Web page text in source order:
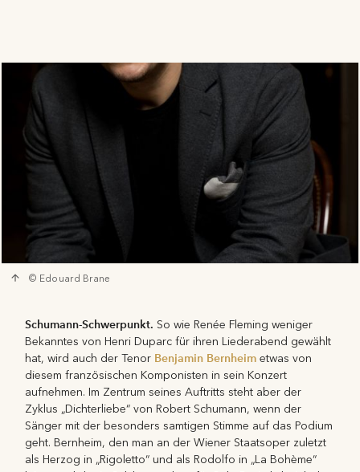
© Edouard Brane
Schumann-Schwerpunkt. So wie Renée Fleming weniger
Bekanntes von Henri Duparc für ihren Liederabend gewählt
hat, wird auch der Tenor Benjamin Bernheim etwas von
diesem französischen Komponisten in sein Konzert
aufnehmen. Im Zentrum seines Auftritts steht aber der
Zyklus „Dichterliebe“ von Robert Schumann, wenn der
Sänger mit der besonders samtigen Stimme auf das Podium
geht. Bernheim, den man an der Wiener Staatsoper zuletzt
als Herzog in „Rigoletto“ und als Rodolfo in „La Bohème“